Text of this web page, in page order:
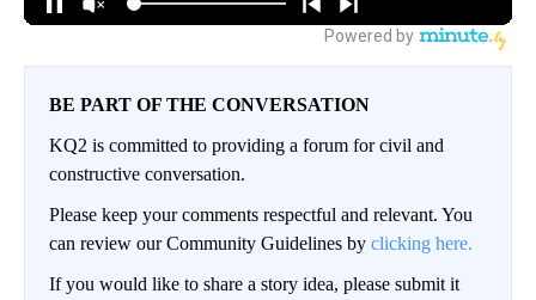
BE PART OF THE CONVERSATION
KQ2 is committed to providing a forum for civil and
constructive conversation.
Please keep your comments respectful and relevant. You
can review our Community Guidelines by clicking here.
If you would like to share a story idea, please submit it